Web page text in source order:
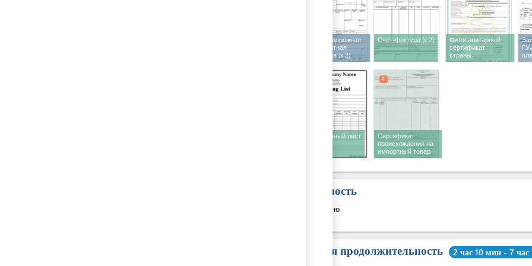
Железнодорожная
транспортная
накладная(x 2)
Счет-фактура(x 2)
Фитосанитарный
сертификат
страны-
экспортера(x 2)
Упаковочный лист
Сертификат
происхождения на
импортный товар
5
Стоимость
Бесплатно
Общая продолжительность 2 час 10 мин - 7